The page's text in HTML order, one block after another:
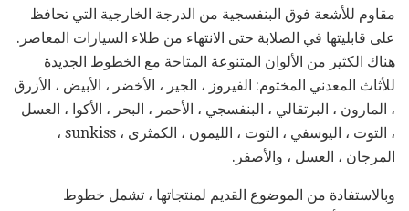
مقاوم للأشعة فوق البنفسجية من الدرجة الخارجية التي تحافظ
على قابليتها في الصلابة حتى الانتهاء من طلاء السيارات المعاصر.
هناك الكثير من الألوان المتنوعة المتاحة مع الخطوط الجديدة
للأثاث المعدني المختوم: الفيروز ، الجير ، الأخضر ، الأبيض ، الأزرق
، المارون ، البرتقالي ، البنفسجي ، الأحمر ، البحر ، الأكوا ، العسل
، التوت ، اليوسفي ، التوت ، الليمون ، الكمثرى ، sunkiss ،
المرجان ، العسل ، والأصفر.
وبالاستفادة من الموضوع القديم لمنتجاتها ، تشمل خطوط